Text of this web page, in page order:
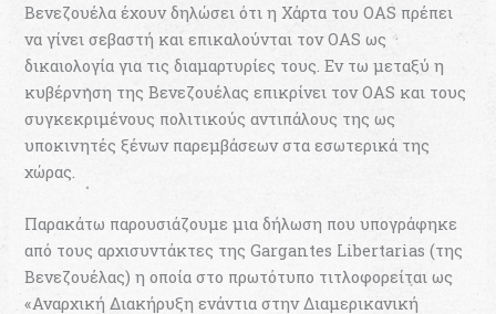
Βενεζουέλα έχουν δηλώσει ότι η Χάρτα του ΟΑS πρέπει
να γίνει σεβαστή και επικαλούνται τον OAS ως
δικαιολογία για τις διαμαρτυρίες τους. Εν τω μεταξύ η
κυβέρνηση της Βενεζουέλας επικρίνει τον ΟΑS και τους
συγκεκριμένους πολιτικούς αντιπάλους της ως
υποκινητές ξένων παρεμβάσεων στα εσωτερικά της
χώρας.
Παρακάτω παρουσιάζουμε μια δήλωση που υπογράφηκε
από τους αρχισυντάκτες της Gargantes Libertarias (της
Βενεζουέλας) η οποία στο πρωτότυπο τιτλοφορείται ως
«Αναρχική Διακήρυξη ενάντια στην Διαμερικανική